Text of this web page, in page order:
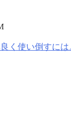
く使い倒すに